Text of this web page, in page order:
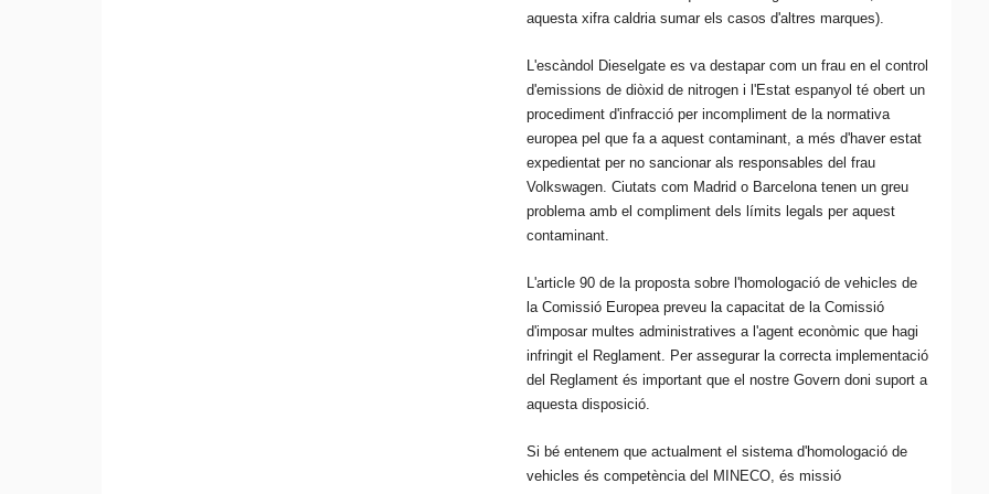
aquesta xifra caldria sumar els casos d'altres marques).
L'escàndol Dieselgate es va destapar com un frau en el control
d'emissions de diòxid de nitrogen i l'Estat espanyol té obert un
procediment d'infracció per incompliment de la normativa
europea pel que fa a aquest contaminant, a més d'haver estat
expedientat per no sancionar als responsables del frau
Volkswagen. Ciutats com Madrid o Barcelona tenen un greu
problema amb el compliment dels límits legals per aquest
contaminant.
L'article 90 de la proposta sobre l'homologació de vehicles de
la Comissió Europea preveu la capacitat de la Comissió
d'imposar multes administratives a l'agent econòmic que hagi
infringit el Reglament. Per assegurar la correcta implementació
del Reglament és important que el nostre Govern doni suport a
aquesta disposició.
Si bé entenem que actualment el sistema d'homologació de
vehicles és competència del MINECO , és missió